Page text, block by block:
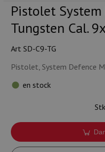
Pistolet System
Tungsten Cal.
Art SD-C9-TG
Pistolet, System Defence
en stock
Lampes et accessoires